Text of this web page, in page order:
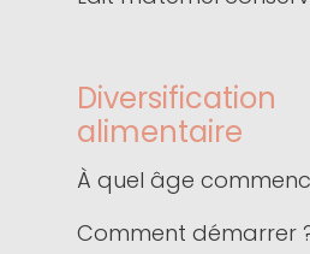
Diversification
alimentaire
À quel âge
Comment démarrer